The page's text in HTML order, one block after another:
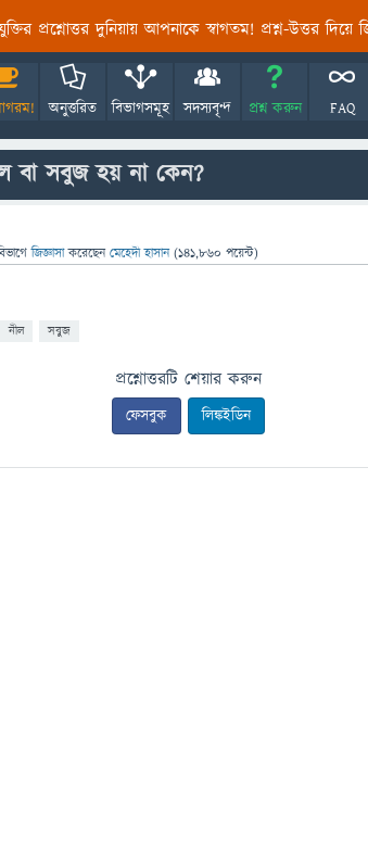
প্রশ্নোত্তর দুনিয়ায় আপনাকে স্বাগতম! প্রশ্ন-উত্তর দিয়ে
অনুত্তরিত বিভাগসমূহ সদস্যবৃন্দ প্রশ্ন করুন FAQ
বা সবুজ হয় না কেন?
জিজ্ঞাসাকরেছেনমেহেদী হাসান (141,860 পয়েন্ট)
নীল সবুজ
প্রশ্নোত্তরটি শেয়ার করুন
ফেসবুক লিঙ্কইডিন